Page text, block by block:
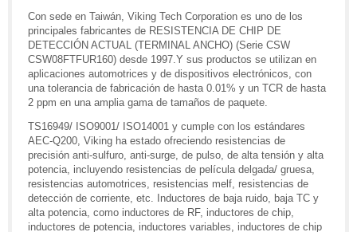
Con sede en Taiwán, Viking Tech Corporation es uno de los
principales fabricantes de RESISTENCIA DE CHIP DE
DETECCIÓN ACTUAL (TERMINAL ANCHO) (Serie CSW
CSW08FTFUR160) desde 1997.Y sus productos se utilizan en
aplicaciones automotrices y de dispositivos electrónicos, con
una tolerancia de fabricación de hasta 0.01% y un TCR de hasta
2 ppm en una amplia gama de tamaños de paquete.
TS16949/ ISO9001/ ISO14001 y cumple con los estándares
AEC-Q200, Viking ha estado ofreciendo resistencias de
precisión anti-sulfuro, anti-surge, de pulso, de alta tensión y alta
potencia, incluyendo resistencias de película delgada/ gruesa,
resistencias automotrices, resistencias melf, resistencias de
detección de corriente, etc. Inductores de baja ruido, baja TC y
alta potencia, como inductores de RF, inductores de chip,
inductores de potencia, inductores variables, inductores de chip